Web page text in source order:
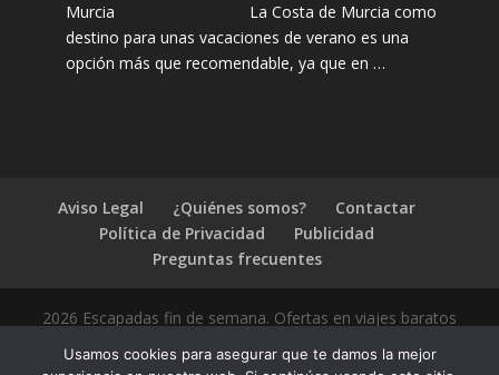
La Costa de Murcia como
destino para unas vacaciones de verano es una
opción más que recomendable, ya que en …
Aviso Legal ¿Quiénes somos?
Contactar
Política de Privacidad
Publicidad
Preguntas frecuentes
2026 Escapadas fin de semana. Ofertas en viajes baratos
Usamos cookies para asegurar que te damos la mejor